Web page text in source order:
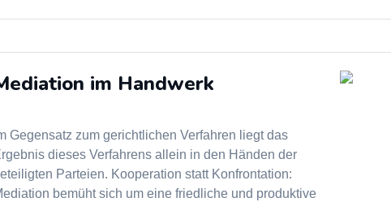
im Handwerk
Gegensatz zum gerichtlichen Verfahren liegt das
dieses Verfahrens allein in den Händen der
Parteien. Kooperation statt Konfrontation:
bemüht sich um eine friedliche und produktive